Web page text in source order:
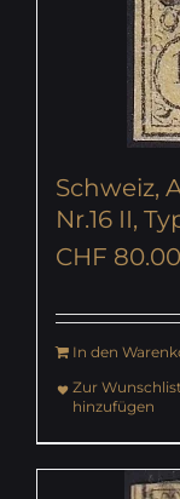
Schweiz,
Nr.16 II,
CHF 80.00
In den
Zur
hinzufügen